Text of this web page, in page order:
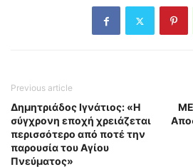
Previous article
Δημητριάδος Ιγνάτιος: «Η
σύγχρονη εποχή χρειάζεται
περισσότερο από ποτέ την
παρουσία του Αγίου
Πνεύματος»